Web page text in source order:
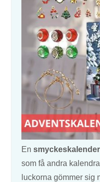
Ensmyckeskalender
som få andra
luckorna gömmer sig